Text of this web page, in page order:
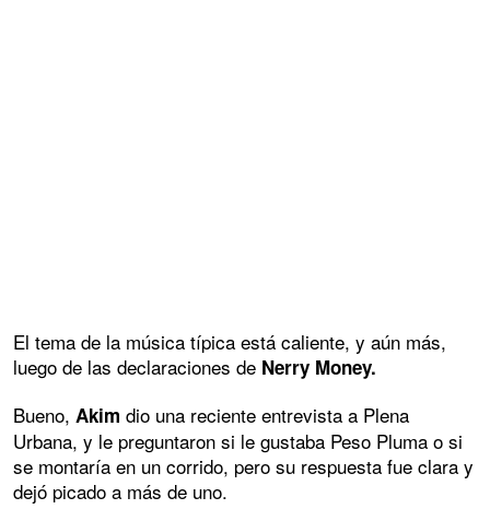
El tema de la música típica está caliente, y aún más,
luego de las declaraciones de Nerry Money.
Bueno, Akim dio una reciente entrevista a Plena
Urbana, y le preguntaron si le gustaba Peso Pluma o si
se montaría en un corrido, pero su respuesta fue clara y
dejó picado a más de uno.